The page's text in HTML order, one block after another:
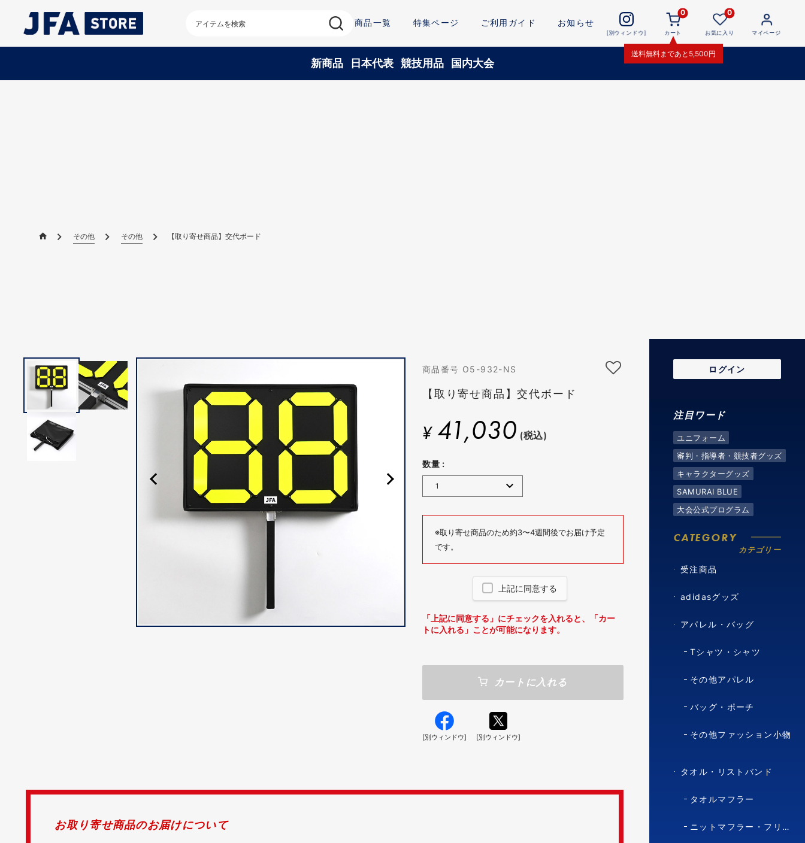
商品一覧 特集ページ ご利用ガイド お知らせ
[別ウィンドウ]
0
カート
送料無料まであと 5,500円
0
お気に入り マイページ
新商品 日本代表 競技用品 国内大会
その他 その他 【取り寄せ商品】交代ボード
商品番号 O5-932-NS
【取り寄せ商品】交代ボード
¥ 41,030 (税込)
数量 :
※取り寄せ商品のため約3〜4週間後でお届け予定
です。
上記に同意する
「上記に同意する」にチェックを入れると、「カー
トに入れる」ことが可能になります。
カートに入れる
[別ウィンドウ] [別ウィンドウ]
お取り寄せ商品のお届けについて
ログイン
注目ワード
ユニフォーム
審判・指導者・競技者グッズ
キャラクターグッズ
SAMURAI BLUE
大会公式プログラム
CATEGORY
カテゴリー
受注商品
adidasグッズ
アパレル・バッグ
Tシャツ・シャツ
その他アパレル
バッグ・ポーチ
その他ファッション小物
タオル・リストバンド
タオルマフラー
ニットマフラー・フリースマフラー